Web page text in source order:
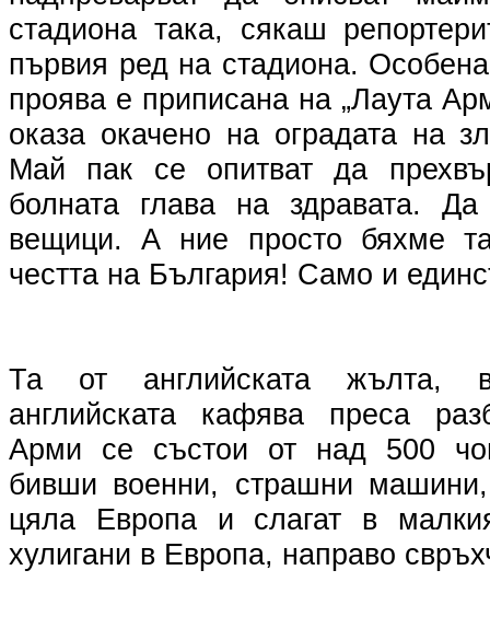
стадиона така, сякаш
първия ред на стадиона.
проява е приписана на „Лаута
оказа окачено на оградата на
Май пак се опитват да
болната глава на здравата.
вещици. А ние просто бяхме
честта на България! Само и
Та от английската жълта,
английската кафява преса
Арми се състои от над 500
бивши военни, страшни машини,
цяла Европа и слагат в
хулигани в Европа, направо